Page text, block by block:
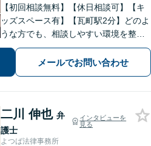
【初回相談無料】【休日相談可】【キ
ッズスペース有】【瓦町駅2分】どのよ
うな方でも、相談しやすい環境を整え
ています。依頼者様に寄り添った対応
を心がけています。【離婚・男女問
題】DV被害へ積極的に対応。お気軽に
メールでお問い合わせ
二川 伸也 弁
護士
インタビューを
見る
よつば法律事務所